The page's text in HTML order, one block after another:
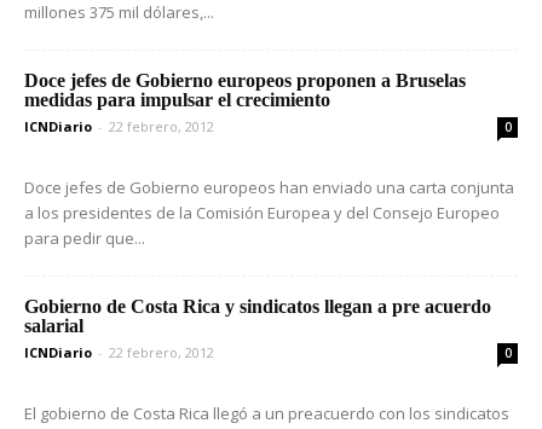
millones 375 mil dólares,...
Doce jefes de Gobierno europeos proponen a Bruselas
medidas para impulsar el crecimiento
ICNDiario - 22 febrero, 2012 0
Doce jefes de Gobierno europeos han enviado una carta conjunta
a los presidentes de la Comisión Europea y del Consejo Europeo
para pedir que...
Gobierno de Costa Rica y sindicatos llegan a pre acuerdo
salarial
ICNDiario - 22 febrero, 2012 0
El gobierno de Costa Rica llegó a un preacuerdo con los sindicatos